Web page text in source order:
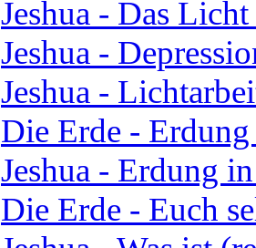
Jeshua - Das
Jeshua -
Jeshua -
Die Erde -
Jeshua - Erdung
Die Erde - Euch